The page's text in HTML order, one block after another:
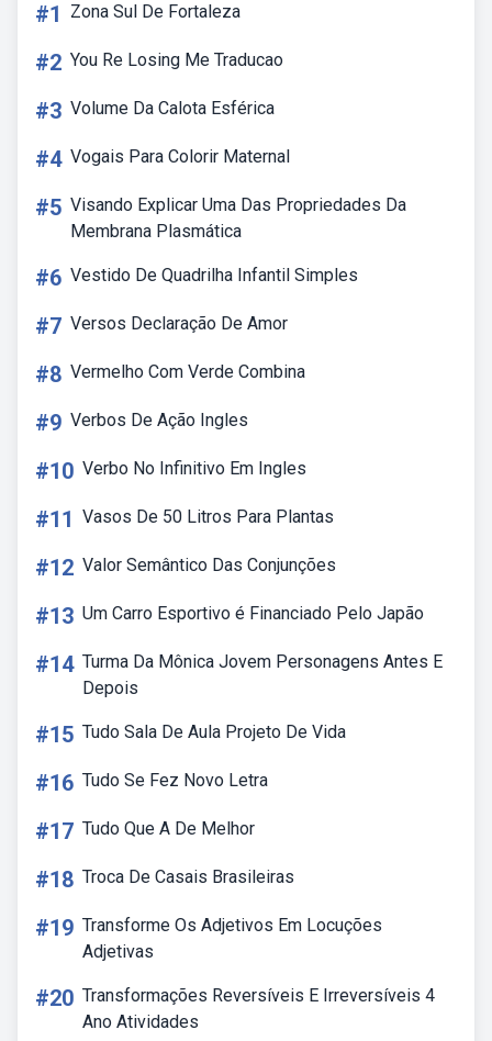
#1 Zona Sul De Fortaleza
#2 You Re Losing Me Traducao
#3 Volume Da Calota Esférica
#4 Vogais Para Colorir Maternal
#5 Visando Explicar Uma Das Propriedades Da
Membrana Plasmática
#6 Vestido De Quadrilha Infantil Simples
#7 Versos Declaração De Amor
#8 Vermelho Com Verde Combina
#9 Verbos De Ação Ingles
#10 Verbo No Infinitivo Em Ingles
#11 Vasos De 50 Litros Para Plantas
#12 Valor Semântico Das Conjunções
#13 Um Carro Esportivo é Financiado Pelo Japão
#14 Turma Da Mônica Jovem Personagens Antes E
Depois
#15 Tudo Sala De Aula Projeto De Vida
#16 Tudo Se Fez Novo Letra
#17 Tudo Que A De Melhor
#18 Troca De Casais Brasileiras
#19 Transforme Os Adjetivos Em Locuções
Adjetivas
#20 Transformações Reversíveis E Irreversíveis 4
Ano Atividades